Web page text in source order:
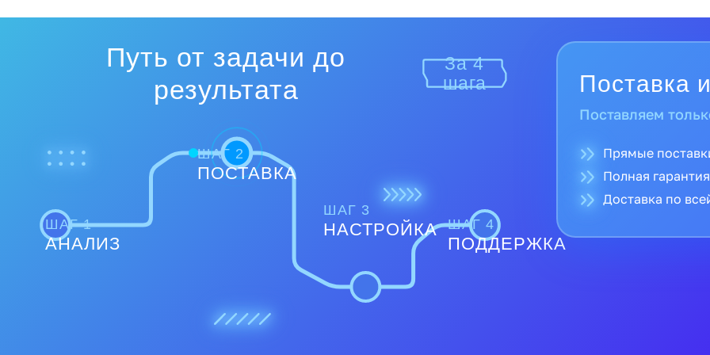
Путь от задачи до
результата
За 4
шага
ШАГ 1
АНАЛИЗ
ШАГ 2
ПОСТАВКА
ШАГ 3
НАСТРОЙКА ШАГ 4
ПОДДЕРЖКА
Поставка
Поставляем
Прямые
Полная
Доставка по